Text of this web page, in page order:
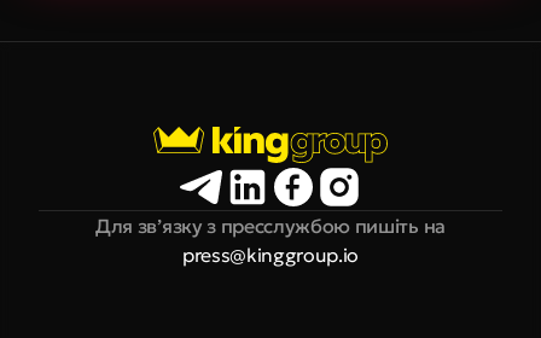
Для зв’язку з пресслужбою пишіть на
press@kinggroup.io